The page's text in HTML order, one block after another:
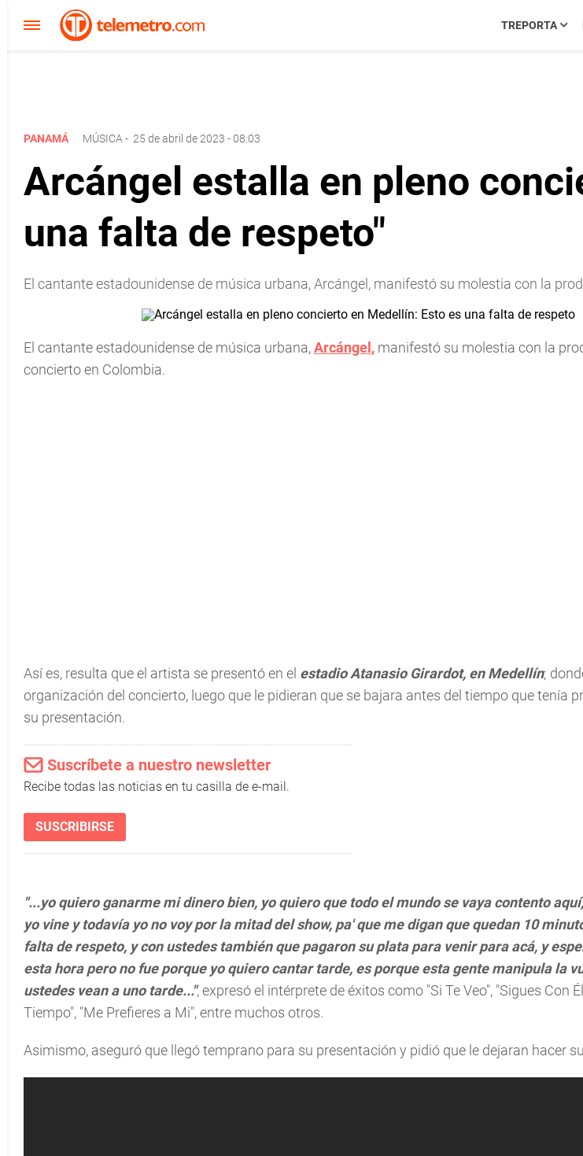
TREPORTA
PANAMÁ MÚSICA - 25 de abril de 2023 - 08:03
Arcángel estalla en pleno
una falta de respeto"
El cantante estadounidense de música urbana, Arcángel, manifestó su molestia con la
El cantante estadounidense de música urbana,Arcángel , manifestó su molestia con la
concierto en Colombia.
Así es, resulta que el artista se presentó en el estadio Atanasio Girardot, en Medellín;
organización del concierto, luego que le pidieran que se bajara antes del tiempo que tenía
su presentación.
Suscríbete a nuestro newsletter
Recibe todas las noticias en tu casilla de e-mail.
SUSCRIBIRSE
"...yo quiero ganarme mi dinero bien, yo quiero que todo el mundo se vaya contento
yo vine y todavía yo no voy por la mitad del show, pa' que me digan que quedan 10
falta de respeto, y con ustedes también que pagaron su plata para venir para acá, y
esta hora pero no fue porque yo quiero cantar tarde, es porque esta gente manipula la
ustedes vean a uno tarde...", expresó el intérprete de éxitos como "Si Te Veo", "Sigues Con
Tiempo", "Me Prefieres a Mi", entre muchos otros.
Asimismo, aseguró que llegó temprano para su presentación y pidió que le dejaran hacer